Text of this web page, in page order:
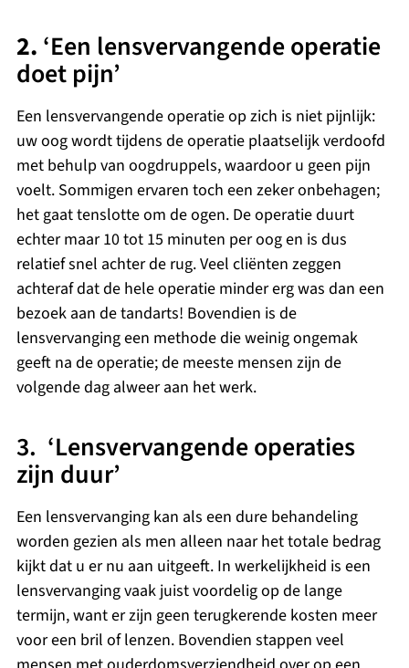
2. ‘Een lensvervangende operatie
doet pijn’
Een lensvervangende operatie op zich is niet pijnlijk:
uw oog wordt tijdens de operatie plaatselijk verdoofd
met behulp van oogdruppels, waardoor u geen pijn
voelt. Sommigen ervaren toch een zeker onbehagen;
het gaat tenslotte om de ogen. De operatie duurt
echter maar 10 tot 15 minuten per oog en is dus
relatief snel achter de rug. Veel cliënten zeggen
achteraf dat de hele operatie minder erg was dan een
bezoek aan de tandarts! Bovendien is de
lensvervanging een methode die weinig ongemak
geeft na de operatie; de meeste mensen zijn de
volgende dag alweer aan het werk.
3. ‘Lensvervangende operaties
zijn duur’
Een lensvervanging kan als een dure behandeling
worden gezien als men alleen naar het totale bedrag
kijkt dat u er nu aan uitgeeft. In werkelijkheid is een
lensvervanging vaak juist voordelig op de lange
termijn, want er zijn geen terugkerende kosten meer
voor een bril of lenzen. Bovendien stappen veel